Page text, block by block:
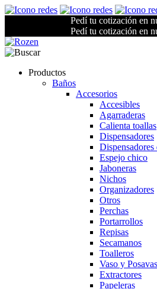
Pedí tu cotización en
Pedí tu cotización en
Productos
Baños
Accesorios
Accesibles
Agarraderas
Calienta toallas
Dispensadores
Dispensadores
Espejo chico
Jaboneras
Nichos
Organizadores
Otros
Perchas
Portarrollos
Repisas
Secamanos
Toalleros
Vaso y
Extractores
Papeleras